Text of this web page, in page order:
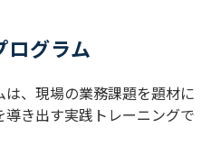
ログラム
、現場の業務課題を題材に
導き出す実践トレーニングで